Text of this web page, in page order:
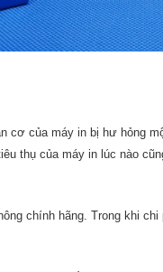
cơ của máy in bị hư hỏng
thụ của máy in lúc nào
chính hãng. Trong khi